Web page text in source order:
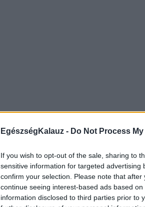
EgészségKalauz - Do Not Process
If you wish to opt-out of the sale, sharing to
sensitive information for targeted
confirm your selection. Please note that
continue seeing interest-based ads based
information disclosed to third parties prior to